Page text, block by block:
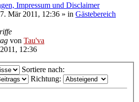
Impressum und Disclaimer
Mär 2011, 12:36 » in Gästebereich
von Tau'va
12:36
Sortiere nach:
Richtung: